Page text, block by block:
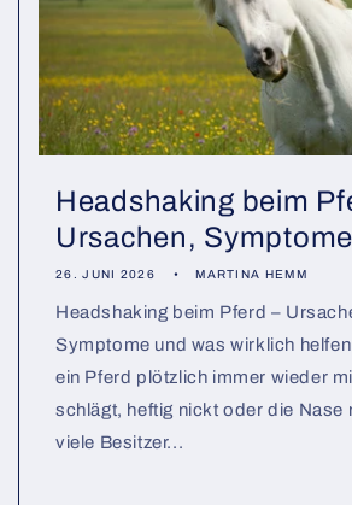
Headshaking beim
Ursachen,
26. JUNI 2026 MARTINA HEMM
Headshaking beim Pferd –
Symptome und was wirklich
ein Pferd plötzlich immer wieder
schlägt, heftig nickt oder die Nase
viele Besitzer...